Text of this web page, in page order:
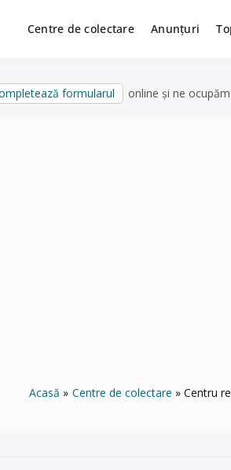
Centre de colectare Anunțuri
formularul online și ne
Acasă Centre de colectare Centru